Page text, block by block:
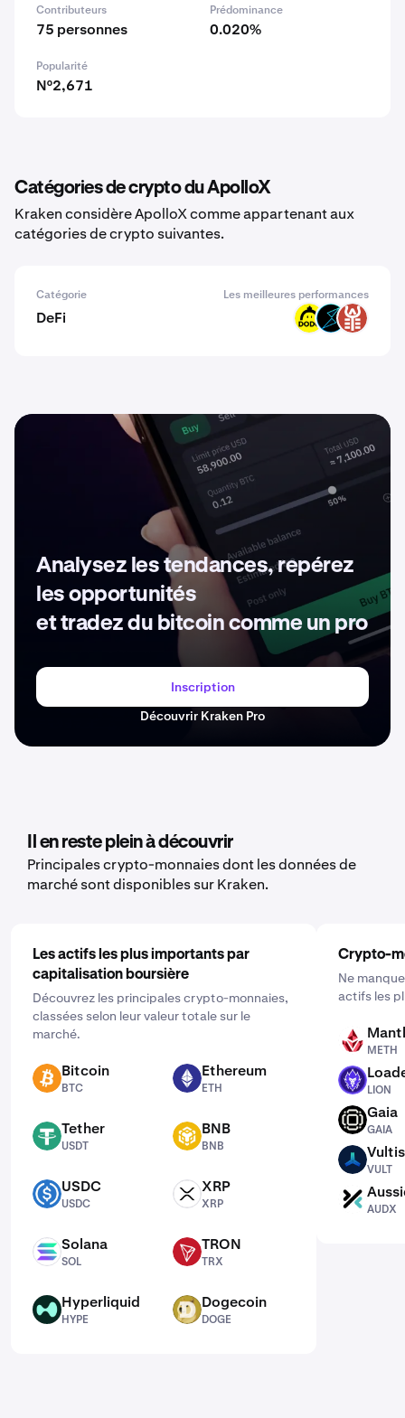
Contributeurs
75 personnes
Prédominance
0.020%
Popularité
N°2,671
Catégories de crypto du ApolloX
Kraken considère ApolloX comme appartenant aux
catégories de crypto suivantes.
Catégorie Les meilleures performances
DeFi DODO THOR SFI
Analysez les tendances, repérez
les opportunités
et tradez du bitcoin comme un pro
Inscription
Découvrir Kraken Pro
Il en reste plein à découvrir
Principales crypto-monnaies dont les données de
marché sont disponibles sur Kraken.
Les actifs les plus importants par
capitalisation boursière
Découvrez les principales crypto-monnaies,
classées selon leur valeur totale sur le
marché.
BTC Bitcoin
BTC
ETH Ethereum
ETH
USDT Tether
USDT
BNB BNB
BNB
USDC USDC
USDC
XRP XRP
XRP
SOL Solana
SOL
TRX TRON
TRX
HYPE Hyperliquid
HYPE
DOGE Dogecoin
DOGE
Crypto-
Ne
actifs les
METH
METH
LION
LION
Gaia
GAIA
VULT
VULT
AUDX
AUDX